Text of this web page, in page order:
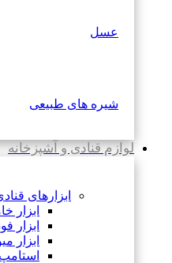
عسل
شیره های طبیعی
لوازم قنادی و آشپزخانه
ابزارهای
ابزار
ابزار
ابزار